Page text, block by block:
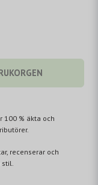
100 % äkta och
recenserar och